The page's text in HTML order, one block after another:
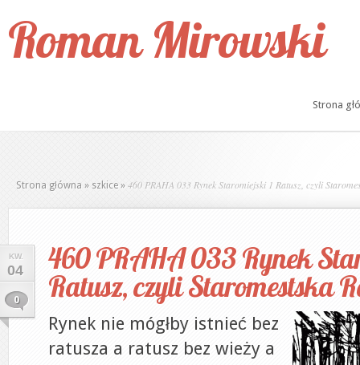
Roman Mirowski
Strona
Strona główna » szkice » 460 PRAHA 033 Rynek Staromiejski 1 Ratusz, czyli
KW.
04
0
460 PRAHA 033 Rynek
Ratusz, czyli Staromestska
Rynek nie mógłby istnieć bez
ratusza a ratusz bez wieży a